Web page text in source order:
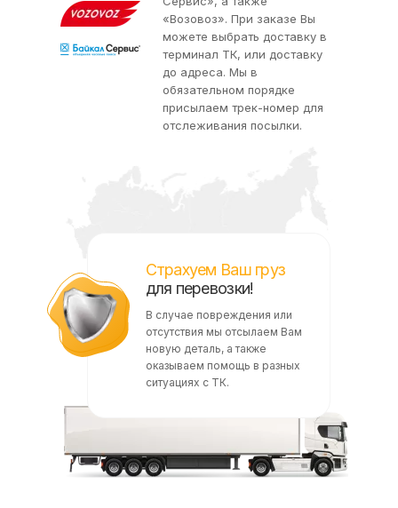
Страхуем Ваш груз
для перевозки!
В случае повреждения или
отсутствия мы отсылаем Вам
новую деталь, а также
оказываем помощь в разных
ситуациях с ТК.
«Возовоз». При заказе Вы
можете выбрать доставку в
терминал ТК, или доставку
до адреса. Мы в
обязательном порядке
присылаем трек-номер для
отслеживания посылки.